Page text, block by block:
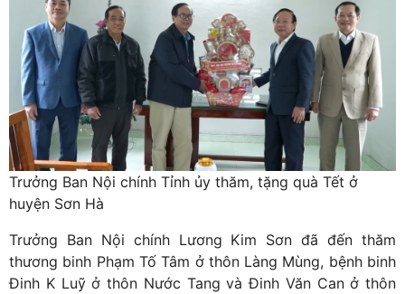
Trưởng Ban Nội chính Tỉnh ủy thăm, tặng quà Tết ở
huyện Sơn Hà
Trưởng Ban Nội chính Lương Kim Sơn đã đến thăm
thương binh Phạm Tố Tâm ở thôn Làng Mùng, bệnh binh
Đinh K Luỹ ở thôn Nước Tang và Đinh Văn Can ở thôn